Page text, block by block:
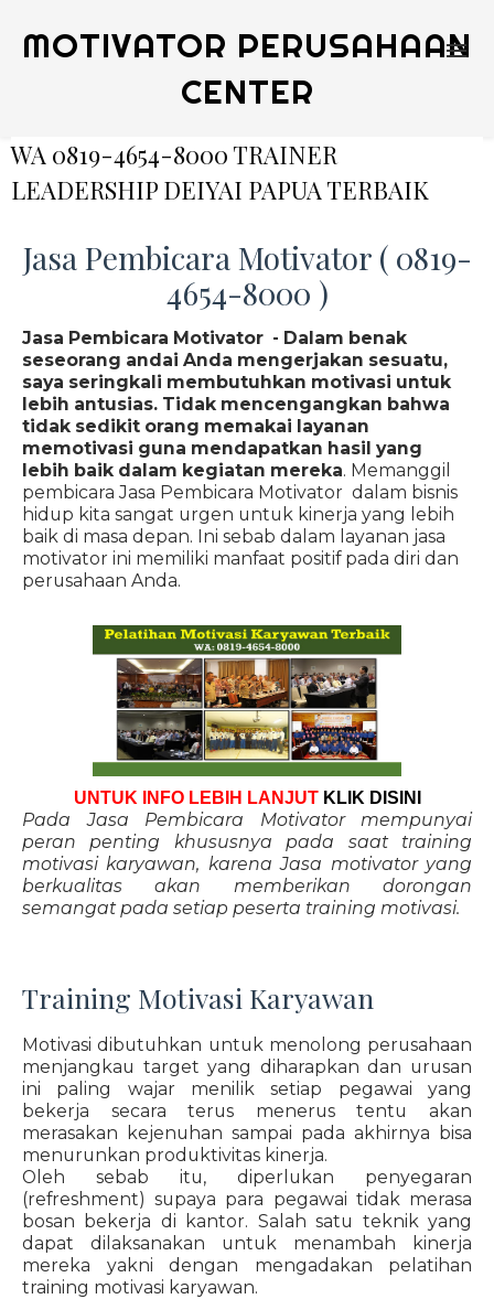
MOTIVATOR PERUSAHAAN
CENTER
WA 0819-4654-8000 TRAINER
LEADERSHIP DEIYAI PAPUA TERBAIK
Jasa Pembicara Motivator ( 0819-
4654-8000 )
Jasa Pembicara Motivator - Dalam benak
seseorang andai Anda mengerjakan sesuatu,
saya seringkali membutuhkan motivasi untuk
lebih antusias. Tidak mencengangkan bahwa
tidak sedikit orang memakai layanan
memotivasi guna mendapatkan hasil yang
lebih baik dalam kegiatan mereka. Memanggil
pembicara Jasa Pembicara Motivator dalam bisnis
hidup kita sangat urgen untuk kinerja yang lebih
baik di masa depan. Ini sebab dalam layanan jasa
motivator ini memiliki manfaat positif pada diri dan
perusahaan Anda.
UNTUK INFO LEBIH LANJUT KLIK DISINI
Pada Jasa Pembicara Motivator mempunyai
peran penting khususnya pada saat training
motivasi karyawan, karena Jasa motivator yang
berkualitas akan memberikan dorongan
semangat pada setiap peserta training motivasi.
Training Motivasi Karyawan
Motivasi dibutuhkan untuk menolong perusahaan
menjangkau target yang diharapkan dan urusan
ini paling wajar menilik setiap pegawai yang
bekerja secara terus menerus tentu akan
merasakan kejenuhan sampai pada akhirnya bisa
menurunkan produktivitas kinerja.
Oleh sebab itu, diperlukan penyegaran
(refreshment) supaya para pegawai tidak merasa
bosan bekerja di kantor. Salah satu teknik yang
dapat dilaksanakan untuk menambah kinerja
mereka yakni dengan mengadakan pelatihan
training motivasi karyawan.